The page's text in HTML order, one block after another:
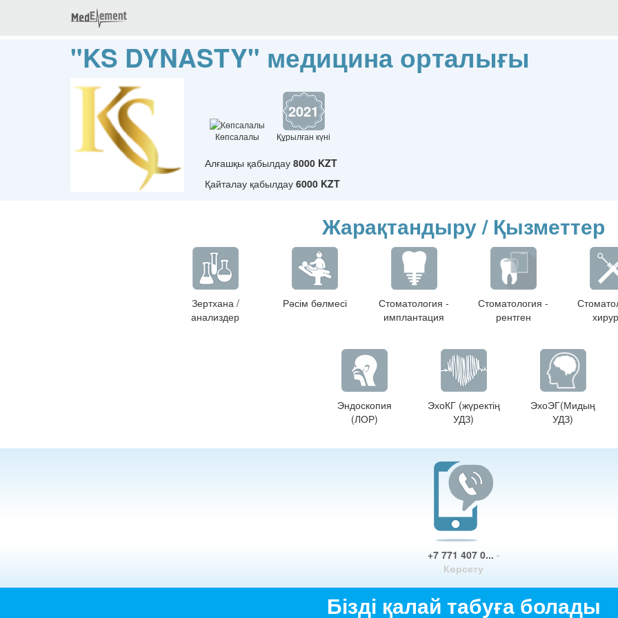
"KS DYNASTY" медицина орталығы
Көпсалалы
2021
Құрылған күні
Алғашқы қабылдау 8000 KZT
Қайталау қабылдау 6000 KZT
Жарақтандыру / Қызметтер
Зертхана /
анализдер
Рәсім бөлмесі
Стоматология -
имплантация
Стоматология -
рентген
Эндоскопия
(ЛОР)
ЭхоКГ (жүректің
УДЗ)
ЭхоЭГ(Мидың
УДЗ)
+7 771 407 0... -
Көрсету
Бізді қалай табуға болады